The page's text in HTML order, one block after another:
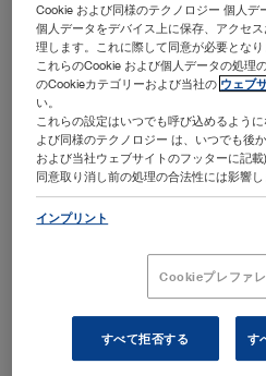
住所:
KARL STORZ Endoscopy Suomi Oy
Taivaltie 5
+358 400 234 487
Cookie および同様のテクノロジー 個人
個人データをデバイス上に保存、アクセ
理します。これに際して同意が必要となり
これらのCookie および個人データの処理
のCookieカテゴリーおよび当社の ウェブ
い。
これらの設定はいつでも呼び込めるよう
よび同様のテクノロジー は、いつでも後
および当社ウェブサイトのフッターに記
同意取り消し前の処理の合法性には影響し
インプリント
Cookieプレファ
すべて拒否する す